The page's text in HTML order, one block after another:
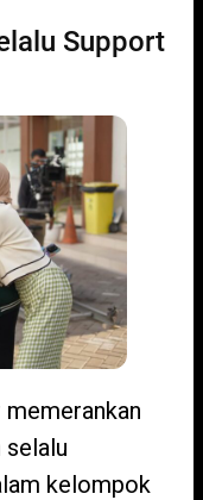
Support
memerankan
selalu
kelompok